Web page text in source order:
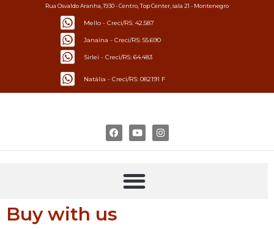
Rua Osvaldo Aranha, 1930 - Centro, Top Center, sala 21 - Montenegro
Mello - Creci/RS: 42.587
Janaina - Creci/RS: 55.690
Sirlei - Creci/RS: 64.483
Natália - Creci/RS: 082191 F
Buy with us